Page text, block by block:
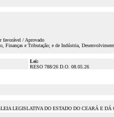
favorável / Aprovado
e Tributação; e de Indústria,
Lei:
RESO 788/26 D.O. 08.05.26
LEGISLATIVA DO ESTADO DO CEARÁ E DÁ